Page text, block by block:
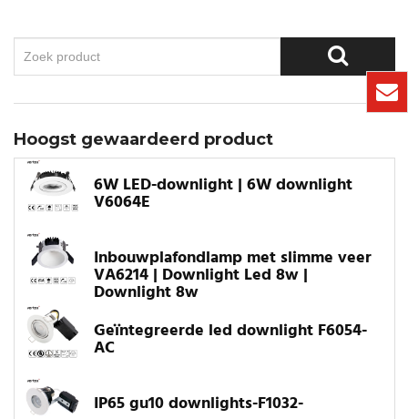
Hoogst gewaardeerd product
6W LED-downlight | 6W downlight
V6064E
Inbouwplafondlamp met slimme veer
VA6214 | Downlight Led 8w |
Downlight 8w
Geïntegreerde led downlight F6054-
AC
IP65 gu10 downlights-F1032-